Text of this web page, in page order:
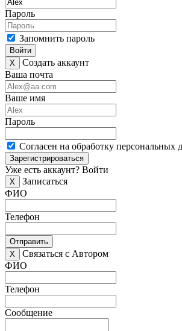
Пароль
Запомнить пароль
Войти
X
Создать аккаунт
Ваша почта
Ваше имя
Пароль
Согласен на обработку персональных
Зарегистрироваться
Уже есть аккаунт? Войти
X
Записаться
ФИО
Телефон
Отправить
X
Связаться с Автором
ФИО
Телефон
Сообщение